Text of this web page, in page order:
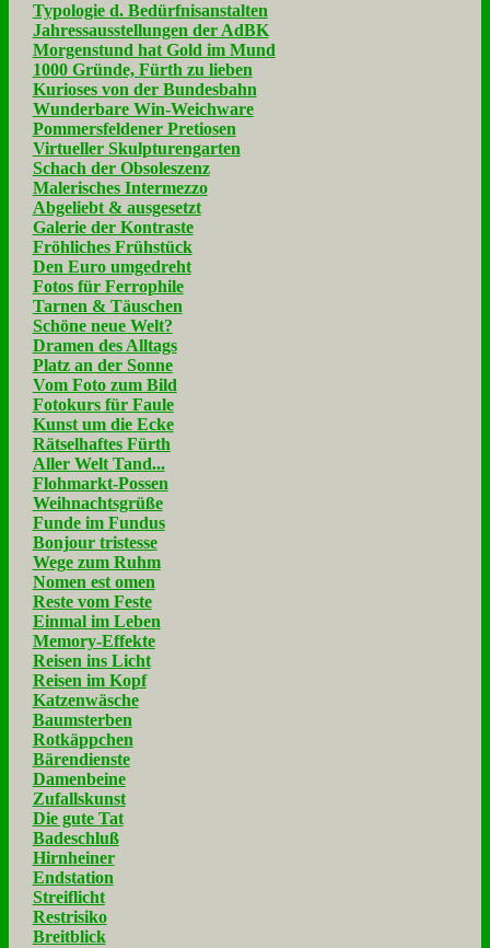
Typologie d. Bedürfnisanstalten
Jahressausstellungen der AdBK
Morgenstund hat Gold im Mund
1000 Gründe, Fürth zu lieben
Kurioses von der Bundesbahn
Wunderbare Win-Weichware
Pommersfeldener Pretiosen
Virtueller Skulpturengarten
Schach der Obsoleszenz
Malerisches Intermezzo
Abgeliebt & ausgesetzt
Galerie der Kontraste
Fröhliches Frühstück
Den Euro umgedreht
Fotos für Ferrophile
Tarnen & Täuschen
Schöne neue Welt?
Dramen des Alltags
Platz an der Sonne
Vom Foto zum Bild
Fotokurs für Faule
Kunst um die Ecke
Rätselhaftes Fürth
Aller Welt Tand...
Flohmarkt-Possen
Weihnachtsgrüße
Funde im Fundus
Bonjour tristesse
Wege zum Ruhm
Nomen est omen
Reste vom Feste
Einmal im Leben
Memory-Effekte
Reisen ins Licht
Reisen im Kopf
Katzenwäsche
Baumsterben
Rotkäppchen
Bärendienste
Damenbeine
Zufallskunst
Die gute Tat
Badeschluß
Hirnheiner
Endstation
Streiflicht
Restrisiko
Breitblick